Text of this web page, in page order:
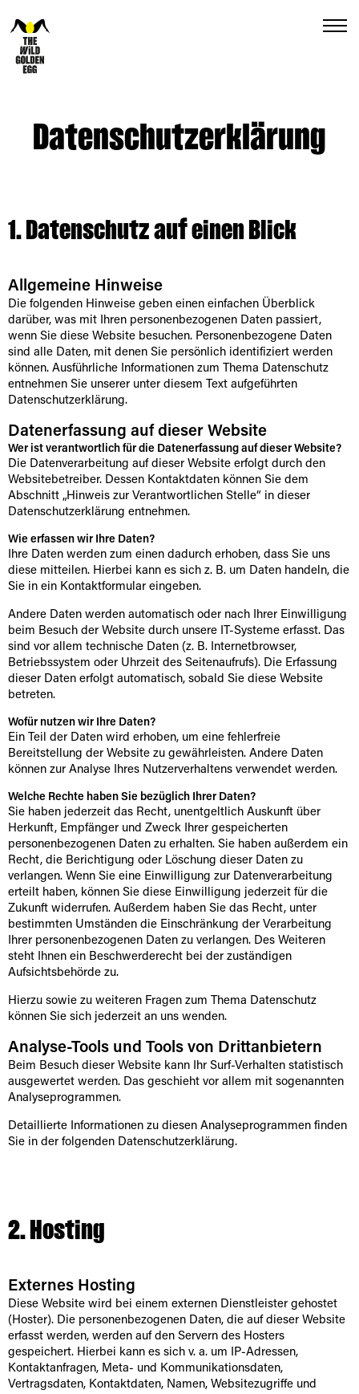
Datenschutz­erklärung
1. Datenschutz auf einen Blick
Allgemeine Hinweise
Die folgenden Hinweise geben einen einfachen Überblick
darüber, was mit Ihren personenbezogenen Daten passiert,
wenn Sie diese Website besuchen. Personenbezogene Daten
sind alle Daten, mit denen Sie persönlich identifiziert werden
können. Ausführliche Informationen zum Thema Datenschutz
entnehmen Sie unserer unter diesem Text aufgeführten
Datenschutzerklärung.
Datenerfassung auf dieser Website
Wer ist verantwortlich für die Datenerfassung auf dieser Website?
Die Datenverarbeitung auf dieser Website erfolgt durch den
Websitebetreiber. Dessen Kontaktdaten können Sie dem
Abschnitt „Hinweis zur Verantwortlichen Stelle“ in dieser
Datenschutzerklärung entnehmen.
Wie erfassen wir Ihre Daten?
Ihre Daten werden zum einen dadurch erhoben, dass Sie uns
diese mitteilen. Hierbei kann es sich z. B. um Daten handeln, die
Sie in ein Kontaktformular eingeben.
Andere Daten werden automatisch oder nach Ihrer Einwilligung
beim Besuch der Website durch unsere IT-Systeme erfasst. Das
sind vor allem technische Daten (z. B. Internetbrowser,
Betriebssystem oder Uhrzeit des Seitenaufrufs). Die Erfassung
dieser Daten erfolgt automatisch, sobald Sie diese Website
betreten.
Wofür nutzen wir Ihre Daten?
Ein Teil der Daten wird erhoben, um eine fehlerfreie
Bereitstellung der Website zu gewährleisten. Andere Daten
können zur Analyse Ihres Nutzerverhaltens verwendet werden.
Welche Rechte haben Sie bezüglich Ihrer Daten?
Sie haben jederzeit das Recht, unentgeltlich Auskunft über
Herkunft, Empfänger und Zweck Ihrer gespeicherten
personenbezogenen Daten zu erhalten. Sie haben außerdem ein
Recht, die Berichtigung oder Löschung dieser Daten zu
verlangen. Wenn Sie eine Einwilligung zur Datenverarbeitung
erteilt haben, können Sie diese Einwilligung jederzeit für die
Zukunft widerrufen. Außerdem haben Sie das Recht, unter
bestimmten Umständen die Einschränkung der Verarbeitung
Ihrer personenbezogenen Daten zu verlangen. Des Weiteren
steht Ihnen ein Beschwerderecht bei der zuständigen
Aufsichtsbehörde zu.
Hierzu sowie zu weiteren Fragen zum Thema Datenschutz
können Sie sich jederzeit an uns wenden.
Analyse-Tools und Tools von Dritt­anbietern
Beim Besuch dieser Website kann Ihr Surf-Verhalten statistisch
ausgewertet werden. Das geschieht vor allem mit sogenannten
Analyseprogrammen.
Detaillierte Informationen zu diesen Analyseprogrammen finden
Sie in der folgenden Datenschutzerklärung.
2. Hosting
Externes Hosting
Diese Website wird bei einem externen Dienstleister gehostet
(Hoster). Die personenbezogenen Daten, die auf dieser Website
erfasst werden, werden auf den Servern des Hosters
gespeichert. Hierbei kann es sich v. a. um IP-Adressen,
Kontaktanfragen, Meta- und Kommunikationsdaten,
Vertragsdaten, Kontaktdaten, Namen, Websitezugriffe und